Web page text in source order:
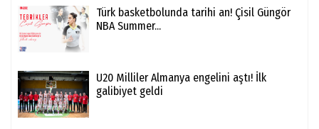
Türk basketbolunda tarihi an! Çisil Güngör
NBA Summer...
U20 Milliler Almanya engelini aştı! İlk
galibiyet geldi